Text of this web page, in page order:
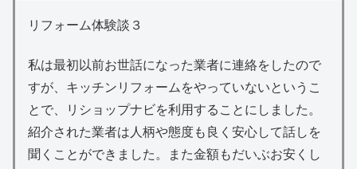
リフォーム体験談３
私は最初以前お世話になった業者に連絡をしたので
すが、キッチンリフォームをやっていないというこ
とで、リショップナビを利用することにしました。
紹介された業者は人柄や態度も良く安心して話しを
聞くことができました。また金額もだいぶお安くし